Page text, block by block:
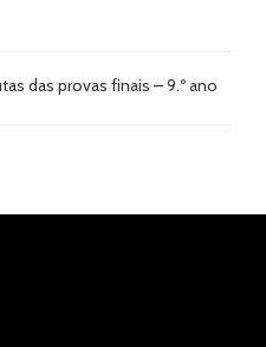
das provas finais – 9.º ano